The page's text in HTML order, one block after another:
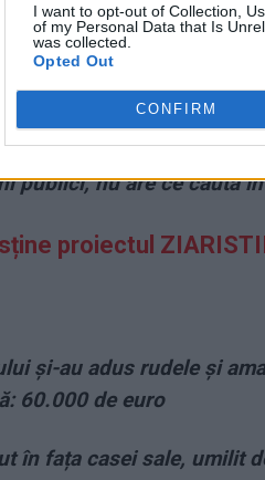
I want to opt-out of Collection,
of my Personal Data that Is
was collected.
Opted Out
CONFIRM
Tăriceanu: Ramona
publici, nu are ce căuta
proiectul
și-au adus rudele și
60.000 de euro
în fața casei sale, umilit